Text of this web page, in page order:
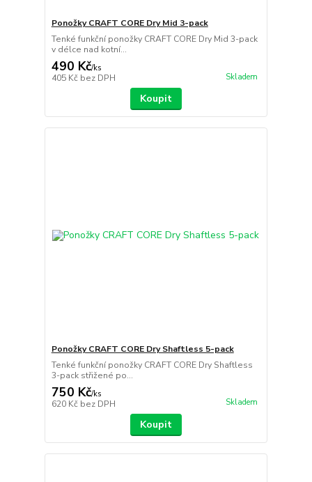
Ponožky CRAFT CORE Dry Mid 3-pack
Tenké funkční ponožky CRAFT CORE Dry Mid 3-pack
v délce nad kotní...
490 Kč/ks
405 Kč bez DPH Skladem
Koupit
Ponožky CRAFT CORE Dry Shaftless 5-pack
Tenké funkční ponožky CRAFT CORE Dry Shaftless
3-pack střižené po...
750 Kč/ks
620 Kč bez DPH Skladem
Koupit